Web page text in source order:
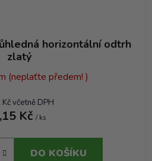
horizontální odtrh
zlatý
(neplaťte předem! )
Kč včetně DPH
Kč / ks
DO KOŠÍKU